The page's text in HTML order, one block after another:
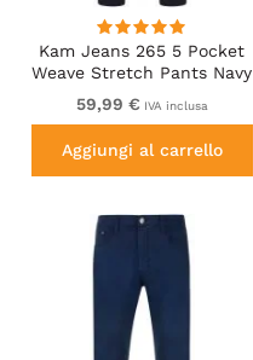
Kam Jeans 265 5 Pocket
Weave Stretch Pants Navy
59,99 € IVA inclusa
Aggiungi al carrello